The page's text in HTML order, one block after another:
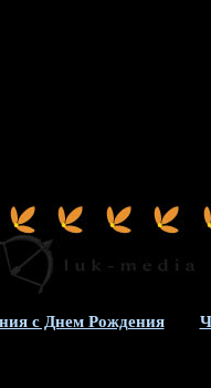
с Днем Рождения